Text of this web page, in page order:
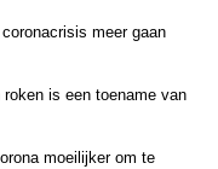
meer gaan
is een toename van
moeilijker om te